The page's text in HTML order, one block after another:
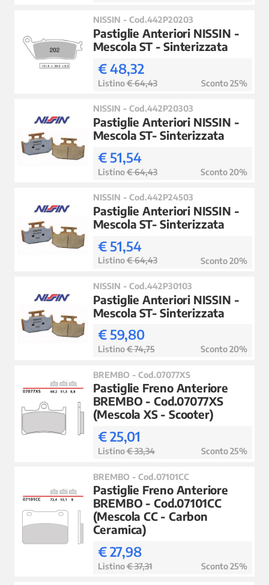
NISSIN - Cod.442P20203
Pastiglie Anteriori NISSIN -
Mescola ST - Sinterizzata
€ 48,32
Listino€ 64,43 Sconto 25%
NISSIN - Cod.442P20303
Pastiglie Anteriori NISSIN -
Mescola ST- Sinterizzata
€ 51,54
Listino€ 64,43 Sconto 20%
NISSIN - Cod.442P24503
Pastiglie Anteriori NISSIN -
Mescola ST- Sinterizzata
€ 51,54
Listino€ 64,43 Sconto 20%
NISSIN - Cod.442P30103
Pastiglie Anteriori NISSIN -
Mescola ST- Sinterizzata
€ 59,80
Listino€ 74,75 Sconto 20%
BREMBO - Cod.07077XS
Pastiglie Freno Anteriore
BREMBO - Cod.07077XS
(Mescola XS - Scooter)
€ 25,01
Listino€ 33,34 Sconto 25%
BREMBO - Cod.07101CC
Pastiglie Freno Anteriore
BREMBO - Cod.07101CC
(Mescola CC - Carbon
Ceramica)
€ 27,98
Listino€ 37,31 Sconto 25%